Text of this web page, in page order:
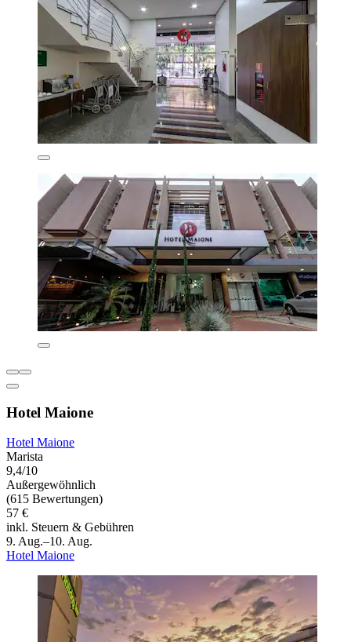
Hotel Maione
Hotel Maione
Marista
9,4/10
Außergewöhnlich
(615 Bewertungen)
57 €
inkl. Steuern & Gebühren
9. Aug.–10. Aug.
Hotel Maione